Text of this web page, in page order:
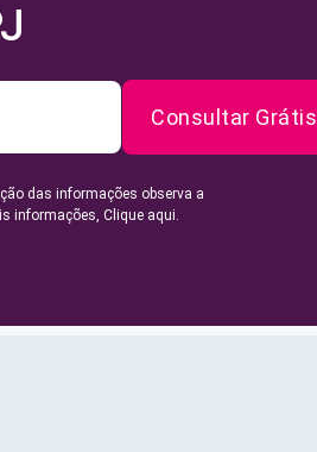
Consultar Grátis
das informações observa a
informações, Clique aqui.